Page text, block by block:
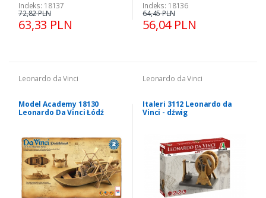
Indeks: 18137
63,33 PLN
72,82 PLN
Indeks: 18136
56,04 PLN
64,45 PLN
Leonardo da Vinci
Model Academy 18130
Leonardo Da Vinci Łódź
Leonardo da Vinci
Italeri 3112 Leonardo da
Vinci - dźwig